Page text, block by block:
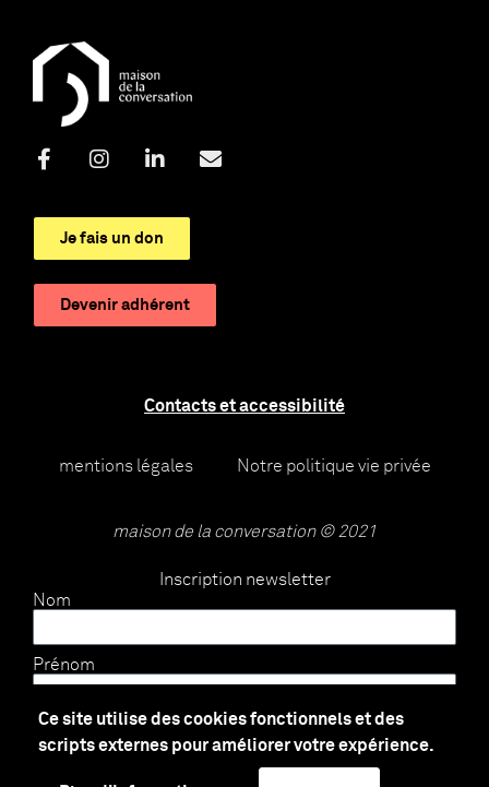
Ce site utilise des cookies fonctionnels et des
scripts externes pour améliorer votre expérience.
Je fais un don
Devenir adhérent
Contacts et accessibilité
mentions légales Notre politique vie privée
maison de la conversation © 2021
Inscription newsletter
Nom
Prénom
E-mail